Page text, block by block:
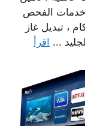
خدمات الفحص
، تبديل غاز
... اقرأ